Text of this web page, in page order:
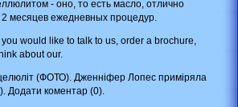
- оно, то есть масло, отлично
месяцев ежедневных процедур.
would like to talk to us, order a brochure,
about our.
(ФОТО). Дженніфер Лопес приміряла
Додати коментар (0).